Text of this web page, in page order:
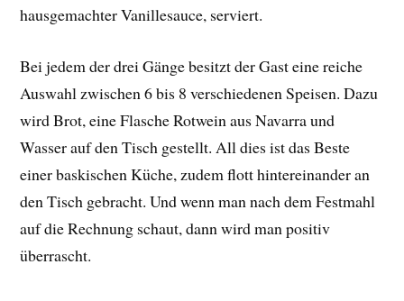
hausgemachter Vanillesauce, serviert.
Bei jedem der drei Gänge besitzt der Gast eine reiche
Auswahl zwischen 6 bis 8 verschiedenen Speisen. Dazu
wird Brot, eine Flasche Rotwein aus Navarra und
Wasser auf den Tisch gestellt. All dies ist das Beste
einer baskischen Küche, zudem flott hintereinander an
den Tisch gebracht. Und wenn man nach dem Festmahl
auf die Rechnung schaut, dann wird man positiv
überrascht.